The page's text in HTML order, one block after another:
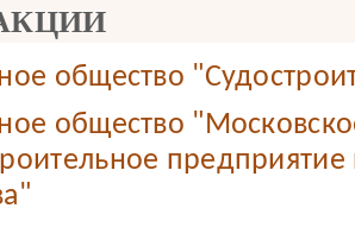
общество
общество